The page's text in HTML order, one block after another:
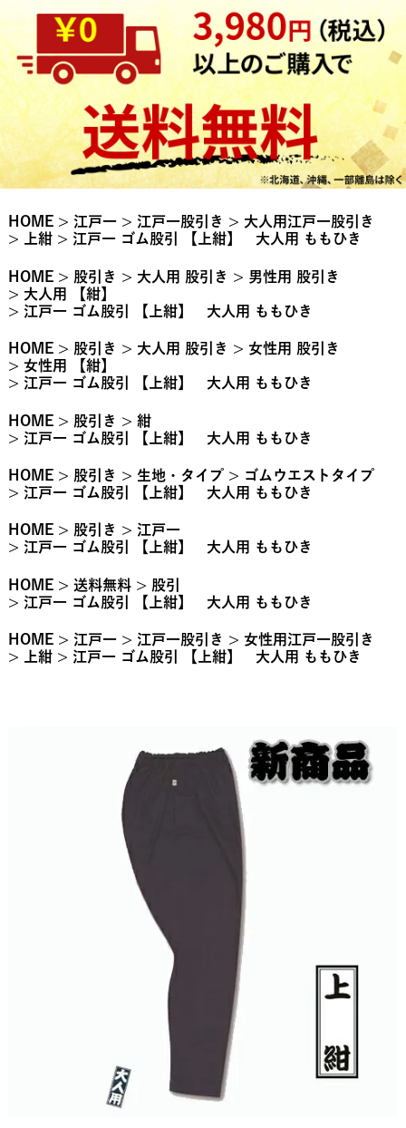
HOME 江戸一 江戸一股引き
大人用江戸一股引き
上紺
江戸一 ゴム股引 【上紺】 大人用 ももひき
HOME 股引き 大人用 股引き
男性用 股引き
大人用 【紺】
江戸一 ゴム股引 【上紺】 大人用 ももひき
HOME 股引き 大人用 股引き
女性用 股引き
女性用 【紺】
江戸一 ゴム股引 【上紺】 大人用 ももひき
HOME 股引き
紺
江戸一 ゴム股引 【上紺】 大人用 ももひき
HOME 股引き 生地・タイプ
ゴムウエストタイプ
江戸一 ゴム股引 【上紺】 大人用 ももひき
HOME 股引き
江戸一
江戸一 ゴム股引 【上紺】 大人用 ももひき
HOME 送料無料
股引
江戸一 ゴム股引 【上紺】 大人用 ももひき
HOME 江戸一 江戸一股引き
女性用江戸一股引き
上紺
江戸一 ゴム股引 【上紺】 大人用 ももひき